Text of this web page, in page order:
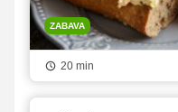
ZABAVA
20 min